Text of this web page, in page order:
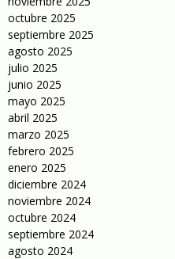
octubre 2025
septiembre 2025
agosto 2025
julio 2025
junio 2025
mayo 2025
abril 2025
marzo 2025
febrero 2025
enero 2025
diciembre 2024
noviembre 2024
octubre 2024
septiembre 2024
agosto 2024